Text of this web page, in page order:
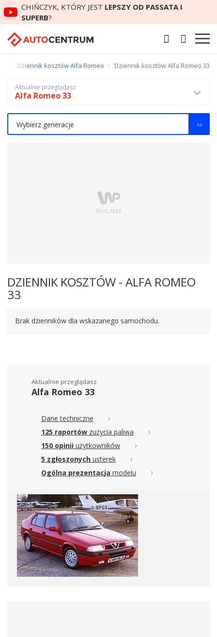
CHIŃCZYK, KTÓRY JEST LEPSZY OD PASSATA I
SUPERB?
Dziennik kosztów Alfa Romeo Dziennik kosztów Alfa Romeo 33
DZIENNIK KOSZTÓW - ALFA ROMEO
33
Brak dzienników dla wskazanego samochodu.
Aktualnie przeglądasz
Alfa Romeo 33
Wybierz generacje
Aktualnie przeglądasz
Alfa Romeo 33
Dane techniczne
125 raportów zużycia paliwa
150 opinii użytkowników
5 zgłoszonych usterek
Ogólna prezentacja modelu